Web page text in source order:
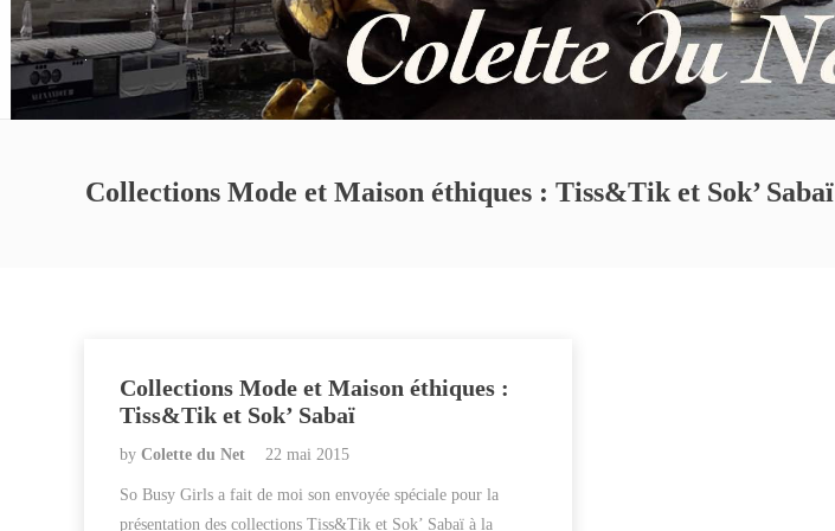
Collections Mode et Maison éthiques : Tiss&Tik et Sok’ Sabaï
Collections Mode et Maison éthiques :
Tiss&Tik et Sok’ Sabaï
by Colette du Net 22 mai 2015
So Busy Girls a fait de moi son envoyée spéciale pour la
présentation des collections Tiss&Tik et Sok’ Sabaï à la